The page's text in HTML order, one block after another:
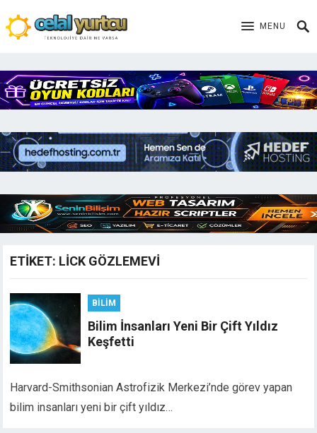
MENU
ETIKET: LICK GÖZLEMEVI
BILIM
Bilim İnsanları Yeni Bir Çift Yıldız
Keşfetti
Harvard-Smithsonian Astrofizik Merkezi’nde görev yapan
bilim insanları yeni bir çift yıldız…